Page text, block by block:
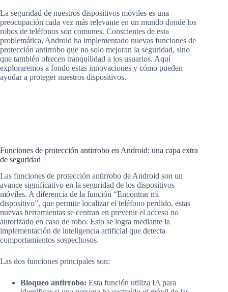
La seguridad de nuestros dispositivos móviles es una
preocupación cada vez más relevante en un mundo donde los
robos de teléfonos son comunes. Conscientes de esta
problemática, Android ha implementado nuevas funciones de
protección antirrobo que no solo mejoran la seguridad, sino
que también ofrecen tranquilidad a los usuarios. Aquí
exploraremos a fondo estas innovaciones y cómo pueden
ayudar a proteger nuestros dispositivos.
Funciones de protección antirrobo en Android: una capa extra
de seguridad
Las funciones de protección antirrobo de Android son un
avance significativo en la seguridad de los dispositivos
móviles. A diferencia de la función “Encontrar mi
dispositivo”, que permite localizar el teléfono perdido, estas
nuevas herramientas se centran en prevenir el acceso no
autorizado en caso de robo. Esto se logra mediante la
implementación de inteligencia artificial que detecta
comportamientos sospechosos.
Las dos funciones principales son:
Bloqueo antirrobo: Esta función utiliza IA para